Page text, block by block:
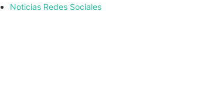
Noticias Redes Sociales